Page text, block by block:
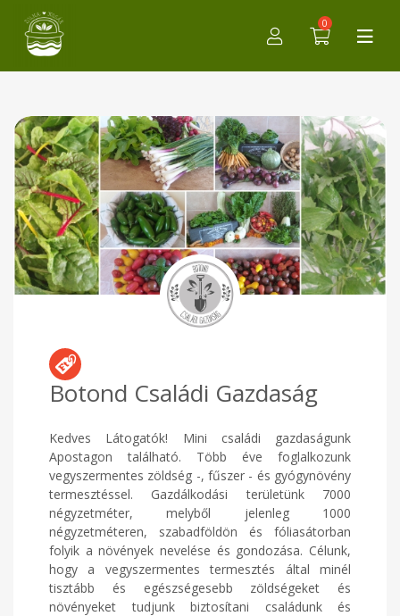
0
Botond Családi Gazdaság
Kedves Látogatók! Mini családi gazdaságunk
Apostagon található. Több éve foglalkozunk
vegyszermentes zöldség -, fűszer - és gyógynövény
termesztéssel. Gazdálkodási területünk 7000
négyzetméter, melyből jelenleg 1000
négyzetméteren, szabadföldön és fóliasátorban
folyik a növények nevelése és gondozása. Célunk,
hogy a vegyszermentes termesztés által minél
tisztább és egészségesebb zöldségeket és
növényeket tudjunk biztosítani családunk és